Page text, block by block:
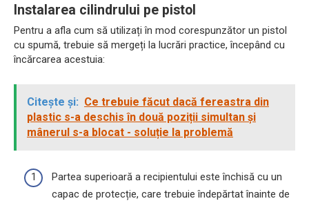
Instalarea cilindrului pe pistol
Pentru a afla cum să utilizați în mod corespunzător un pistol
cu ​​spumă, trebuie să mergeți la lucrări practice, începând cu
încărcarea acestuia:
Citește și: Ce trebuie făcut dacă fereastra din
plastic s-a deschis în două poziții simultan și
mânerul s-a blocat - soluție la problemă
Partea superioară a recipientului este închisă cu un
capac de protecție, care trebuie îndepărtat înainte de